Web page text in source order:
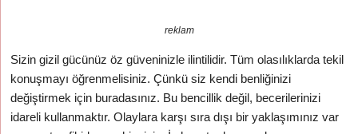
reklam
Sizin gizil gücünüz öz güveninizle ilintilidir. Tüm olasılıklarda tekil
konuşmayı öğrenmelisiniz. Çünkü siz kendi benliğinizi
değiştirmek için buradasınız. Bu bencillik değil, becerilerinizi
idareli kullanmaktır. Olaylara karşı sıra dışı bir yaklaşımınız var